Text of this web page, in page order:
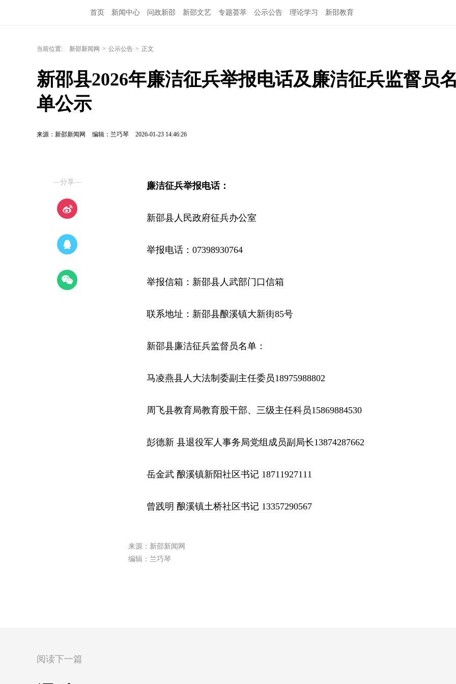
首页 新闻中心 问政新邵 新邵文艺 专题荟萃 公示公告 理论学习 新邵教育
当前位置: 新邵新闻网 > 公示公告 > 正文
新邵县2026年廉洁征兵举报电话及廉洁征兵监督员
单公示
来源：新邵新闻网 编辑：兰巧琴 2026-01-23 14:46:26
—分享— 廉洁征兵举报电话：
新邵县人民政府征兵办公室
举报电话：07398930764
举报信箱：新邵县人武部门口信箱
联系地址：新邵县酿溪镇大新街85号
新邵县廉洁征兵监督员名单：
马凌燕县人大法制委副主任委员18975988802
周飞县教育局教育股干部、三级主任科员15869884530
彭德新 县退役军人事务局党组成员副局长13874287662
岳金武 酿溪镇新阳社区书记 18711927111
曾践明 酿溪镇土桥社区书记 13357290567
来源：新邵新闻网
编辑：兰巧琴
阅读下一篇